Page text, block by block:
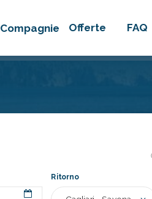
Compagnie Offerte FAQ
Ritorno